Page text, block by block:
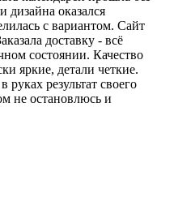
дизайна оказался
с вариантом. Сайт
доставку - всё
состоянии. Качество
яркие, детали четкие.
результат своего
не остановлюсь и